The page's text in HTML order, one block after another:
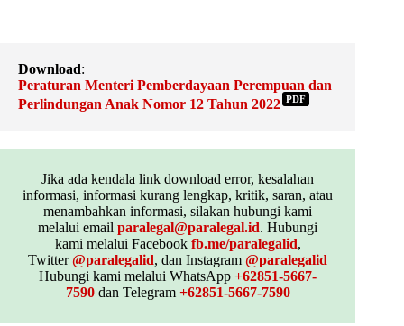
Download:
Peraturan Menteri Pemberdayaan Perempuan dan
Perlindungan Anak Nomor 12 Tahun 2022 PDF
Jika ada kendala link download error, kesalahan
informasi, informasi kurang lengkap, kritik, saran, atau
menambahkan informasi, silakan hubungi kami
melalui emailparalegal@paralegal.id. Hubungi
kami melalui Facebook fb.me/paralegalid,
Twitter@paralegalid, dan Instagram@paralegalid
Hubungi kami melalui WhatsApp+62851-5667-
7590dan Telegram +62851-5667-7590